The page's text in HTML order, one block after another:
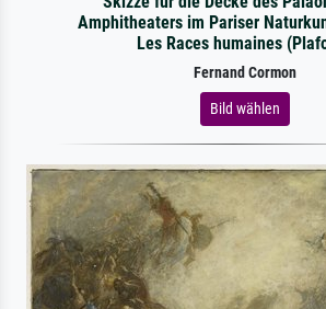
Amphitheaters im Pariser
Les Races humaines
Fernand Cormon
Bild wählen